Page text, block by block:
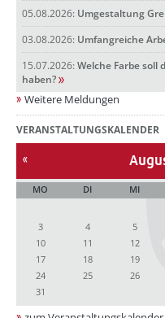
05.08.2026: Umgestaltung
03.08.2026: Umfangreiche
15.07.2026: Welche Farbe soll
haben?
Weitere Meldungen
VERANSTALTUNGSKALENDER
MO DI MI
3
4 5
10
11 12
17
18 19
24
25 26
31